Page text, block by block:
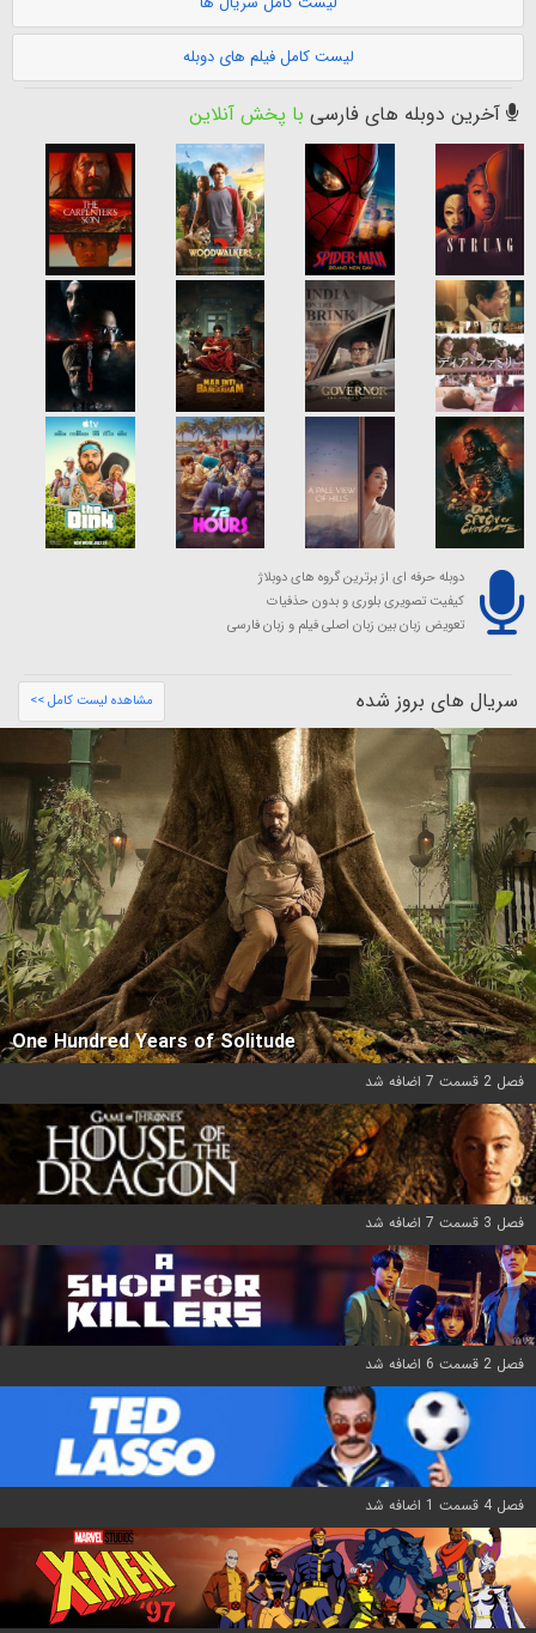
لیست کامل فیلم های دوبله
آخرین دوبله های فارسی با پخش آنلاین
دوبله حرفه ای از برترین گروه های دوبلاژ
کیفیت تصویری بلوری و بدون حذفیات
تعویض زبان بین زبان اصلی فیلم و زبان فارسی
سریال های بروز شده مشاهده لیست کامل >>
One Hundred Years of Solitude
فصل 2 قسمت 7 اضافه شد
فصل 3 قسمت 7 اضافه شد
فصل 2 قسمت 6 اضافه شد
فصل 4 قسمت 1 اضافه شد